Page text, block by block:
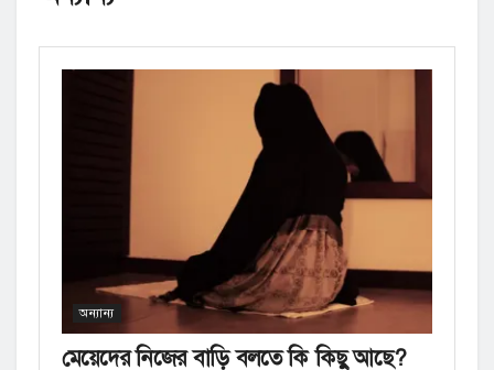
অন্যান্য
মেয়েদের নিজের বাড়ি বলতে কি কিছু আছে?